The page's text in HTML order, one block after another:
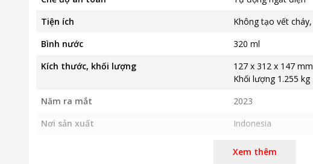
Tiện ích
Không tạo vết cháy,
Bình nước
320 ml
Kích thước, khối lượng
127 x 312 x 147 mm
Khối lượng 1.255 kg
Năm ra mắt
2023
Nơi sản xuất
Indonesia
Từ 1 - 2 triệu
Xem thêm